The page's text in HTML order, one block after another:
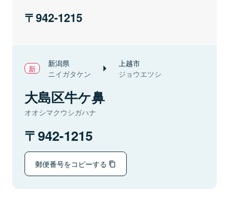
942-1215
新潟県
ニイガタケン
上越市
ジョウエツシ
大島区牛ケ鼻
オオシマクウシガハナ
942-1215
郵便番号をコピーする